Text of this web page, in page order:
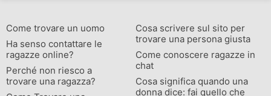
Come trovare un uomo
Ha senso contattare le
ragazze online?
Perché non riesco a
trovare una ragazza?
Cosa scrivere sul sito per
trovare una persona giusta
Come conoscere ragazze in
chat
Cosa significa quando una
donna dice: fai quello che